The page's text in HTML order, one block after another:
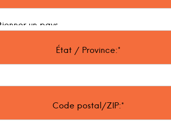
État / Province:*
Code postal/ZIP:*